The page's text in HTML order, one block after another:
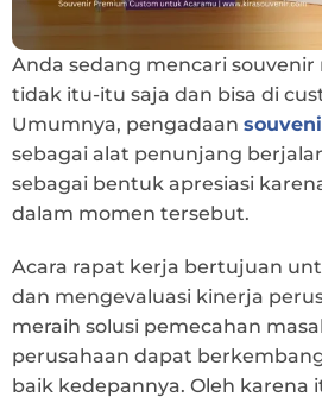
Anda sedang mencari
tidak itu-itu saja dan bisa di
Umumnya, pengadaan
sebagai alat penunjang
sebagai bentuk apresiasi
dalam momen tersebut.
Acara rapat kerja bertujuan
dan mengevaluasi kinerja
meraih solusi pemecahan
perusahaan dapat
baik kedepannya. Oleh karena